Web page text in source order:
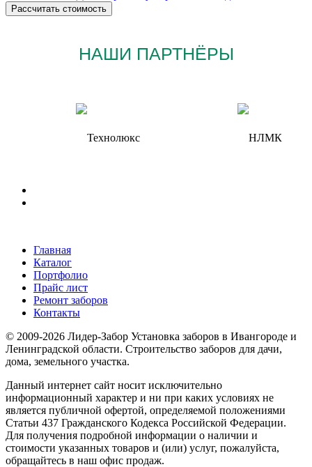
НАШИ ПАРТНЁРЫ
Главная
Каталог
Портфолио
Прайс лист
Ремонт заборов
Контакты
© 2009-2026 Лидер-Забор Установка заборов в Ивангороде и
Ленинградской области. Строительство заборов для дачи,
дома, земельного участка.
Данный интернет сайт носит исключительно
информационный характер и ни при каких условиях не
является публичной офертой, определяемой положениями
Статьи 437 Гражданского Кодекса Российской Федерации.
Для получения подробной информации о наличии и
стоимости указанных товаров и (или) услуг, пожалуйста,
обращайтесь в наш офис продаж.